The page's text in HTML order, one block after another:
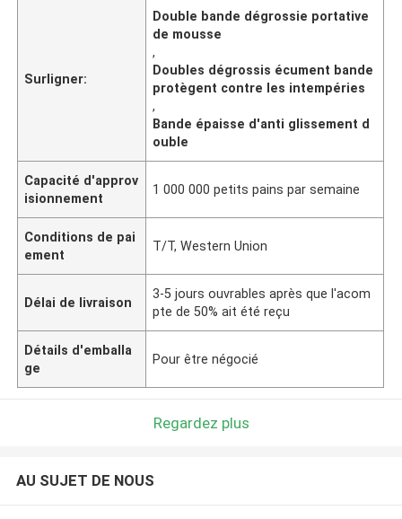
Surligner:
Double bande dégrossie portative
de mousse
,
Doubles dégrossis écument bande
protègent contre les intempéries
,
Bande épaisse d'anti glissement d
ouble
Capacité d'approv
isionnement
1 000 000 petits pains par semaine
Conditions de pai
ement
T/T, Western Union
Délai de livraison
3-5 jours ouvrables après que l'acom
pte de 50% ait été reçu
Détails d'emballa
ge
Pour être négocié
Regardez plus
AU SUJET DE NOUS